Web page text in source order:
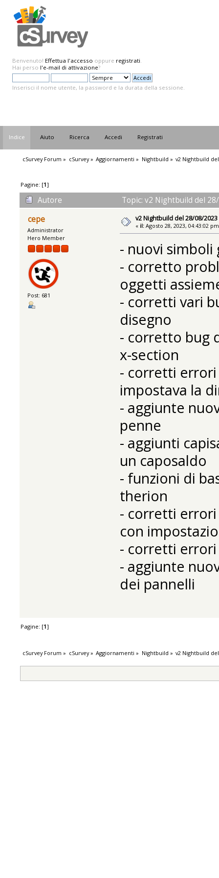
Benvenuto! Effettua l'accesso oppure registrati.
Hai perso l'e-mail di attivazione?
Inserisci il nome utente, la password e la durata della sessione.
Indice Aiuto Ricerca Accedi Registrati
cSurvey Forum » cSurvey» Aggiornamenti » Nightbuild » v2 Nightbuild
Pagine: [1]
Autore
Topic: v2 Nightbuild del
cepe
Administrator
Hero Member
Post: 681
v2 Nightbuild del 28/08/2023
« il: Agosto 28, 2023, 04:43:02
- nuovi simboli
- corretto
oggetti
- corretti vari
disegno
- corretto bug
x-section
- corretti errori
impostava la
- aggiunte
penne
- aggiunti
un caposaldo
- funzioni di
therion
- corretti errori
con
- corretti
- aggiunte
dei pannelli
Pagine: [1]
cSurvey Forum » cSurvey» Aggiornamenti » Nightbuild » v2 Nightbuild